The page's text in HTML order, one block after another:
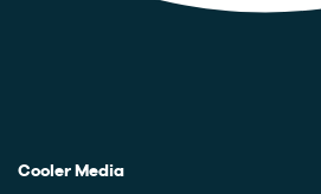
Cooler Media